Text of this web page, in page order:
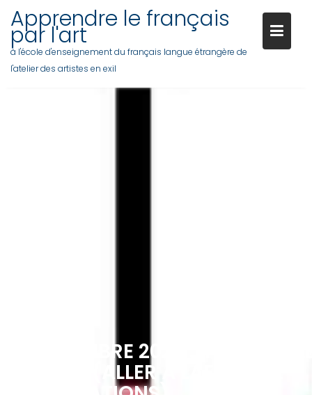
Apprendre le français
par l'art
à l'école d'enseignement du français langue étrangère de
l'atelier des artistes en exil
2 NOVEMBRE 2020 : INDIQUER
CHEMIN (ALLER À LAFAYETTE